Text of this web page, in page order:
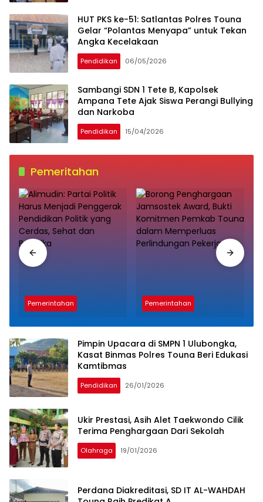
HUT PKS ke-51: Satlantas Polres Touna
Gelar “Polantas Menyapa” untuk Tekan
Angka Kecelakaan
Pendidikan 06/05/2026
Sambangi SDN 1 Tete B, Kapolsek
Ampana Tete Ajak Siswa Perangi Bullying
dan Narkoba
Pendidikan 15/04/2026
Pemeritahan
Pemerintahan Pemerintahan
Pimpin Upacara di SMPN 1 Ulubongka,
Kasat Binmas Polres Touna Beri Edukasi
Kamtibmas
Pendidikan 26/01/2026
Ukir Prestasi, Asih Alet Taekwondo Cilik
Terima Penghargaan Dari Sekolah
Olahraga 19/01/2026
Perdana Diakreditasi, SD IT AL-WAHDAH